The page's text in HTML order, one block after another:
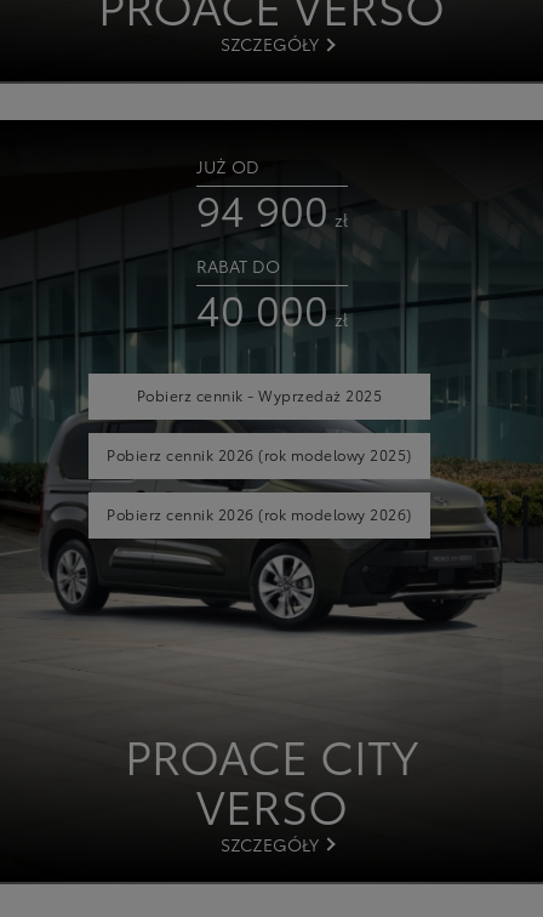
SZCZEGÓŁY
JUŻ OD
94 900 zł
RABAT DO
40 000 zł
Pobierz cennik - Wyprzedaż 2025
Pobierz cennik 2026(rok modelowy 2025)
Pobierz cennik 2026(rok modelowy 2026)
PROACE CITY
VERSO
SZCZEGÓŁY